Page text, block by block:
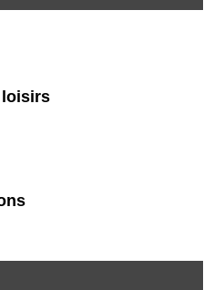
loisirs